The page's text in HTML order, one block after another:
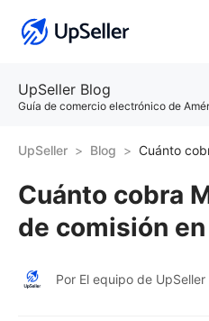
UpSeller Blog
Guía de comercio electrónico de
UpSeller Blog
Cuánto cobra
de comisión
Por El equipo de UpSeller